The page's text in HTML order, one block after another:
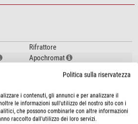
lenti brilla di un delicato verde. È la
che garantisce immagini ricche di
(dispersione extra bassa). Le scene delle
sempre cristalline davanti ai vostri occhi.
le montagne o il cielo stellato con una
fringuello non vi apparirà solo "verde", ma
che vanno dal verde oliva al beige fino al giallo
è molto versatile:
Rifrattore
Apochromat
1,6
11,9
110
Politica sulla riservatezza
i contenuti, gli annunci e per analizzare il
le informazioni sull'utilizzo del nostro sito con i
che possono combinarle con altre informazioni
raccolto dall'utilizzo dei loro servizi.